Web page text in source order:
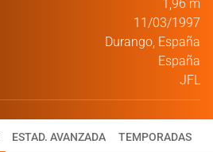
1,96 m
11/03/1997
Durango, España
España
JFL
ESTAD. AVANZADA TEMPORADAS